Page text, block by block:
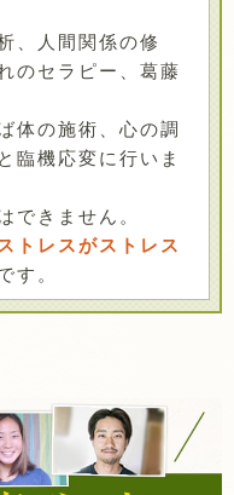
、人間関係の修
のセラピー、葛藤
体の施術、心の調
臨機応変に行いま
できません。
トレスがストレス
す。